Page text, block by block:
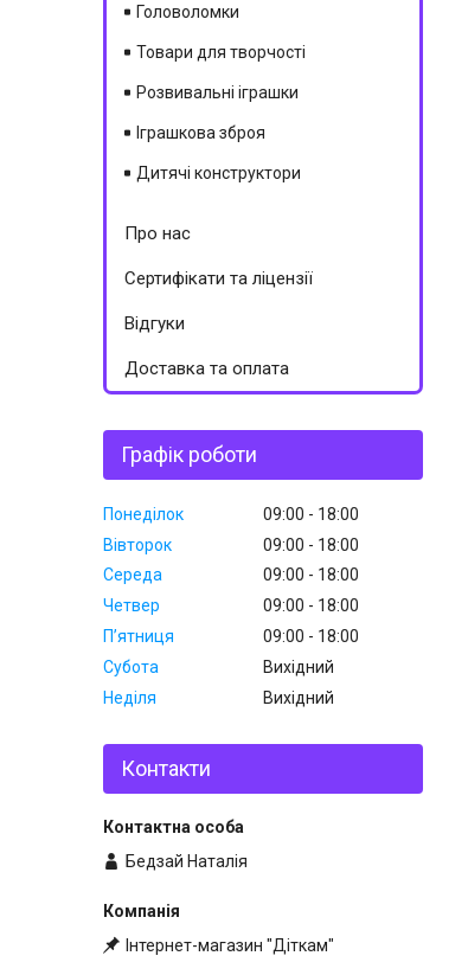
Головоломки
Товари для творчості
Розвивальні іграшки
Іграшкова зброя
Дитячі конструктори
Про нас
Сертифікати та ліцензії
Відгуки
Доставка та оплата
Графік роботи
Понеділок 09:00
18:00
Вівторок
09:00
18:00
Середа
09:00
18:00
Четвер
09:00
18:00
Пʼятниця
09:00
18:00
Субота
Вихідний
Неділя
Вихідний
Контакти
Бедзай Наталія
Інтернет-магазин "Діткам"